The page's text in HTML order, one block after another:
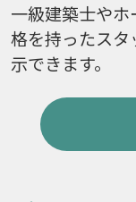
一級建築士や
格を持ったス
示できます。